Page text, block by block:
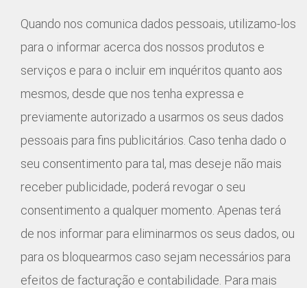
Quando nos comunica dados pessoais, utilizamo-los
para o informar acerca dos nossos produtos e
serviços e para o incluir em inquéritos quanto aos
mesmos, desde que nos tenha expressa e
previamente autorizado a usarmos os seus dados
pessoais para fins publicitários. Caso tenha dado o
seu consentimento para tal, mas deseje não mais
receber publicidade, poderá revogar o seu
consentimento a qualquer momento. Apenas terá
de nos informar para eliminarmos os seus dados, ou
para os bloquearmos caso sejam necessários para
efeitos de facturação e contabilidade. Para mais